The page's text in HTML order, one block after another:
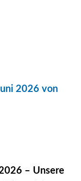
2026 von
– Unsere